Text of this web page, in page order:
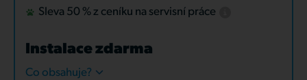
Sleva 50 % z ceníku na servisní práce
Instalace zdarma
Co obsahuje?